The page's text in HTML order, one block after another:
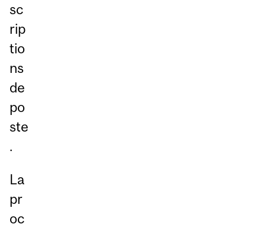
sc
rip
tio
ns
de
po
ste
.
La
pr
oc